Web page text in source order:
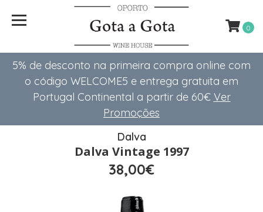
5% de desconto na primeira compra online com
o código WELCOME5 e entrega gratuita em
Portugal Continental a partir de 60€ Ver
Promoções
0
Dalva
Dalva Vintage 1997
38,00€